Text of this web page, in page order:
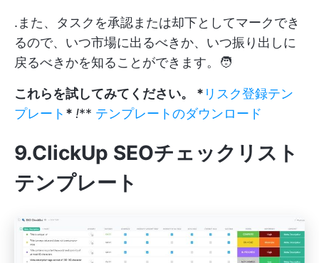
.また、タスクを承認または却下としてマークでき
るので、いつ市場に出るべきか、いつ振り出しに
戻るべきかを知ることができます。🧑
これらを試してみてください。 * リスク登録テン
プレート * !** テンプレートのダウンロード
9.ClickUp SEOチェックリスト
テンプレート